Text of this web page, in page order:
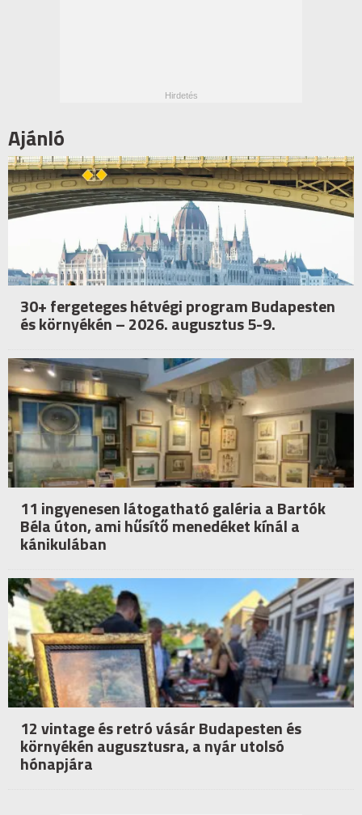
Ajánló
30+ fergeteges hétvégi program Budapesten
és környékén – 2026. augusztus 5-9.
11 ingyenesen látogatható galéria a Bartók
Béla úton, ami hűsítő menedéket kínál a
kánikulában
12 vintage és retró vásár Budapesten és
környékén augusztusra, a nyár utolsó
hónapjára